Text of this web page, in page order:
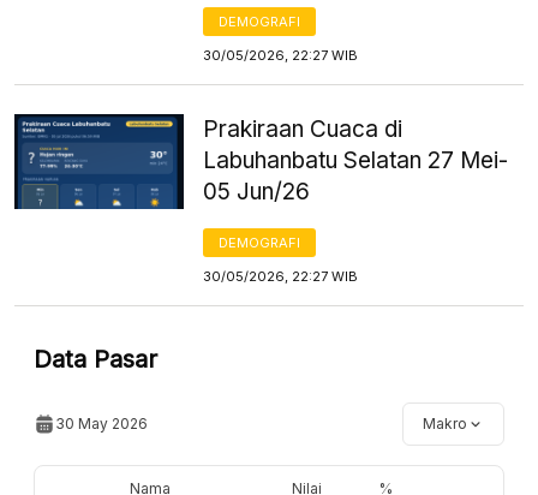
DEMOGRAFI
30/05/2026, 22:27 WIB
Prakiraan Cuaca di
Labuhanbatu Selatan 27 Mei-
05 Jun/26
DEMOGRAFI
30/05/2026, 22:27 WIB
Data Pasar
30 May 2026 Makro
Nama Nilai %